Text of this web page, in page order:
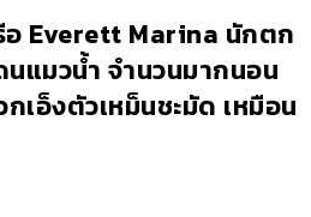
อ Everett Marina นักตก
นแมวน้ำ จำนวนมากนอน
เอ็งตัวเหม็นชะมัด เหมือน